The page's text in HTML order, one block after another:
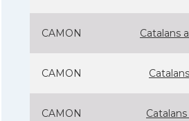
CAMON Catalans
CAMON
CAMON